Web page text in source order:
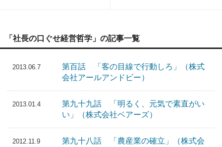
「社長の口ぐせ経営哲学」の記事一覧
2013.06.7
第百話 「客の目線で行動しろ」（株式
会社アールアンドビー）
2013.01.4
第九十九話 「明るく、元気で素直がい
い」（株式会社ベアーズ）
2012.11.9
第九十八話 「農産業の確立」（株式会